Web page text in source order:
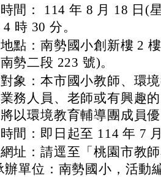
間： 114 年 8 月 18 日(
時 30 分。
點：南勢國小創新樓 2
勢二段 223 號)。
象：本市國小教師、環
務人員、老師或有興趣
以環境教育輔導團成員
間：即日起至 114 年 7
址：請逕至「桃園市教
辦單位：南勢國小，活動